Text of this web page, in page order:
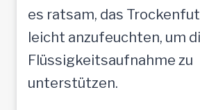
es ratsam, das
leicht anzufeuchten, um
Flüssigkeitsaufnahme zu
unterstützen.